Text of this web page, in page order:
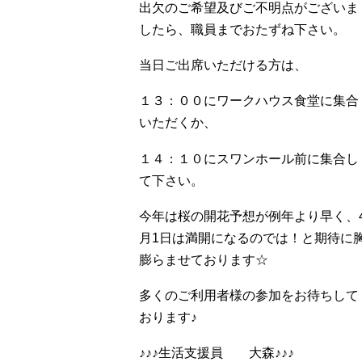
出欠のご希望及びご不明点がございま
したら、職員までおたずね下さい。
当日ご出席いただける方は、
１３：００にワークハウス食堂に集合
いただくか、
１４：１０にスワンホール前に集合し
て下さい。
今年は桜の開花予想が例年より早く、
月1日は満開になるのでは！と期待に
膨らませております☆
多くのご利用者様の参加をお待ちして
おります♪
♪♪♪生活支援員 大森♪♪♪